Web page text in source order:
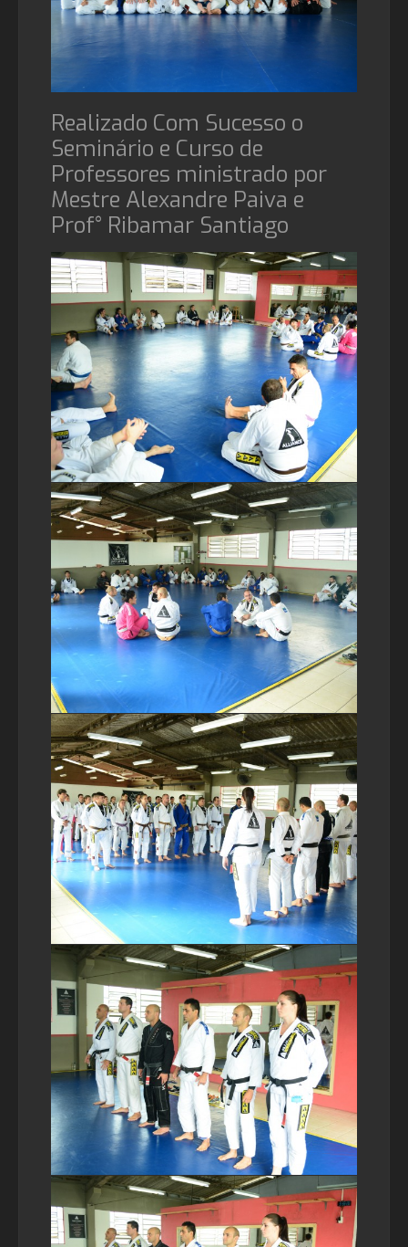
Realizado Com Sucesso o
Seminário e Curso de
Professores ministrado por
Mestre Alexandre Paiva e
Prof° Ribamar Santiago